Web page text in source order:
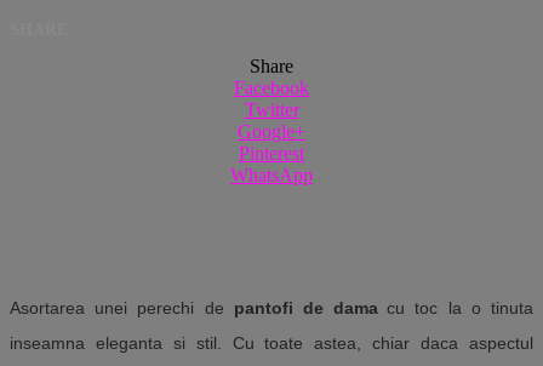
Share
Facebook
Twitter
Google+
Pinterest
WhatsApp
Asortarea unei perechi de pantofi de dama cu toc la o tinuta
inseamna eleganta si stil. Cu toate astea, chiar daca aspectul